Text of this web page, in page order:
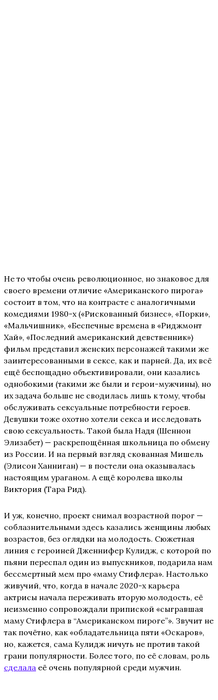
Не то чтобы очень революционное, но знаковое для
своего времени отличие «Американского пирога»
состоит в том, что на контрасте с аналогичными
комедиями 1980-х («Рискованный бизнес», «Порки»,
«Мальчишник», «Беспечные времена в «Риджмонт
Хай», «Последний американский девственник»)
фильм представил женских персонажей такими же
заинтересованными в сексе, как и парней. Да, их всё
ещё беспощадно объективировали, они казались
однобокими (такими же были и герои-мужчины), но
их задача больше не сводилась лишь к тому, чтобы
обслуживать сексуальные потребности героев.
Девушки тоже охотно хотели секса и исследовать
свою сексуальность. Такой была Надя (Шеннон
Элизабет) — раскрепощённая школьница по обмену
из России. И на первый взгляд скованная Мишель
(Элисон Ханниган) — в постели она оказывалась
настоящим ураганом. А ещё королева школы
Виктория (Тара Рид).
И уж, конечно, проект снимал возрастной порог —
соблазнительными здесь казались женщины любых
возрастов, без оглядки на молодость. Сюжетная
линия с героиней Дженнифер Кулидж, с которой по
пьяни переспал один из выпускников, подарила нам
бессмертный мем про «маму Стифлера». Настолько
живучий, что, когда в начале 2020-х карьера
актрисы начала переживать вторую молодость, её
неизменно сопровождали припиской «сыгравшая
маму Стифлера в “Американском пироге”». Звучит не
так почётно, как «обладательница пяти «Оскаров»,
но, кажется, сама Кулидж ничуть не против такой
грани популярности. Более того, по её словам, роль
сделала её очень популярной среди мужчин.